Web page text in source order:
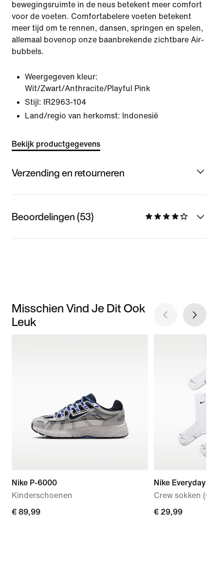
bewegingsruimte in de neus betekent meer comfort
voor de voeten. Comfortabelere voeten betekent
meer tijd om te rennen, dansen, springen en spelen,
allemaal bovenop onze baanbrekende zichtbare Air-
bubbels.
Weergegeven kleur:
Wit/Zwart/Anthracite/Playful Pink
Stijl:
IR2963-104
Land/regio van herkomst: Indonesië
Bekijk productgegevens
Verzending en retourneren
Beoordelingen (53)
Misschien Vind Je Dit Ook
Leuk
Nike P-6000
Kinderschoenen
€ 89,99
€ 89,99
Nike Everyday
Crew sokken (6
€ 29,99
€ 29,99